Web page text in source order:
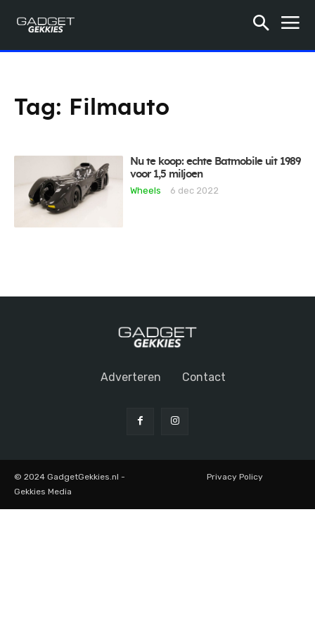
Tag: Filmauto
Nu te koop: echte Batmobile uit 1989
voor 1,5 miljoen
Wheels
6 dec 2022
Adverteren Contact
© 2024 GadgetGekkies.nl -
Gekkies Media
Privacy Policy